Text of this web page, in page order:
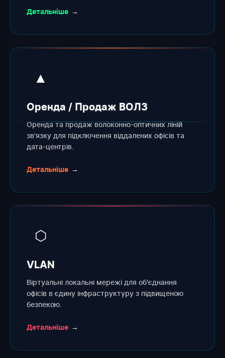
Детальніше →
▲
Оренда / Продаж ВОЛЗ
Оренда та продаж волоконно-оптичних ліній
зв'язку для підключення віддалених офісів та
дата-центрів.
Детальніше →
⬡
VLAN
Віртуальні локальні мережі для об'єднання
офісів в єдину інфраструктуру з підвищеною
безпекою.
Детальніше →